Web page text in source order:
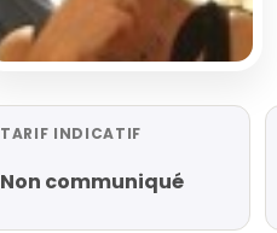
TARIF INDICATIF
Non communiqué